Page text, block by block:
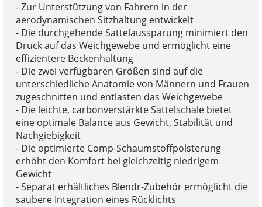
- Zur Unterstützung von Fahrern in der
aerodynamischen Sitzhaltung entwickelt
- Die durchgehende Sattelaussparung minimiert den
Druck auf das Weichgewebe und ermöglicht eine
effizientere Beckenhaltung
- Die zwei verfügbaren Größen sind auf die
unterschiedliche Anatomie von Männern und Frauen
zugeschnitten und entlasten das Weichgewebe
- Die leichte, carbonverstärkte Sattelschale bietet
eine optimale Balance aus Gewicht, Stabilität und
Nachgiebigkeit
- Die optimierte Comp-Schaumstoffpolsterung
erhöht den Komfort bei gleichzeitig niedrigem
Gewicht
- Separat erhältliches Blendr-Zubehör ermöglicht die
saubere Integration eines Rücklichts